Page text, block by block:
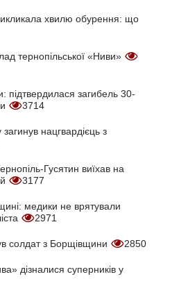
хвилю обурення: що
тернопільської «Ниви»
підтвердилася загибель 30-
3714
нацгвардієць з
Гусятин виїхав на
3177
медики не врятували
2971
солдат з Борщівщини 2850
дізналися суперників у